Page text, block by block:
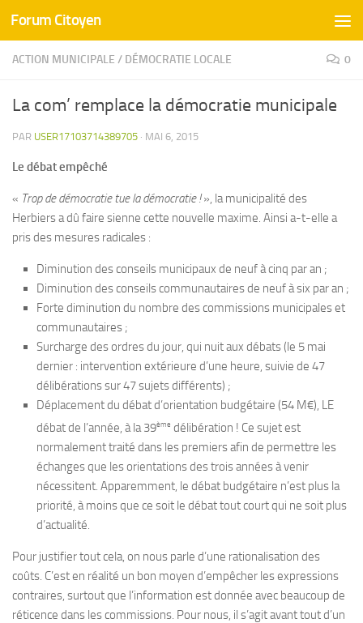
Skip to content
Forum Citoyen
ACTION MUNICIPALE / DÉMOCRATIE LOCALE 0
La com’ remplace la démocratie municipale
PAR USER17103714389705 · MAI 6, 2015
Le débat empêché
« Trop de démocratie tue la démocratie !», la municipalité des
Herbiers a dû faire sienne cette nouvelle maxime. Ainsi a-t-elle a
pris des mesures radicales :
Diminution des conseils municipaux de neuf à cinq par an ;
Diminution des conseils communautaires de neuf à six par an ;
Forte diminution du nombre des commissions municipales et
communautaires ;
Surcharge des ordres du jour, qui nuit aux débats (le 5 mai
dernier : intervention extérieure d’une heure, suivie de 47
délibérations sur 47 sujets différents) ;
Déplacement du débat d’orientation budgétaire (54 M€), LE
débat de l’année, à la 39ème délibération ! Ce sujet est
normalement traité dans les premiers afin de permettre les
échanges que les orientations des trois années à venir
nécessitent. Apparemment, le débat budgétaire n’est plus la
priorité, à moins que ce soit le débat tout court qui ne soit plus
d’actualité.
Pour justifier tout cela, on nous parle d’une rationalisation des
coûts. C’est en réalité un bon moyen d’empêcher les expressions
contraires, surtout que l’information est donnée avec beaucoup de
réticence dans les commissions. Pour nous, il s’agit avant tout d’un